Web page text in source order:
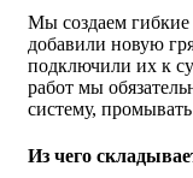
Мы создаем гибкие
добавили новую
подключили их к
работ мы
систему,
Из чего